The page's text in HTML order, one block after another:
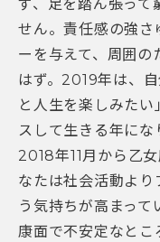
ず、足を踏ん張って
せん。責任感の強さ
ーを与えて、周囲の
はず。2019年は、
と人生を楽しみた
スして生きる年にな
2018年11月から乙
なたは社会活動よ
う気持ちが高まって
康面で不安定なとこ